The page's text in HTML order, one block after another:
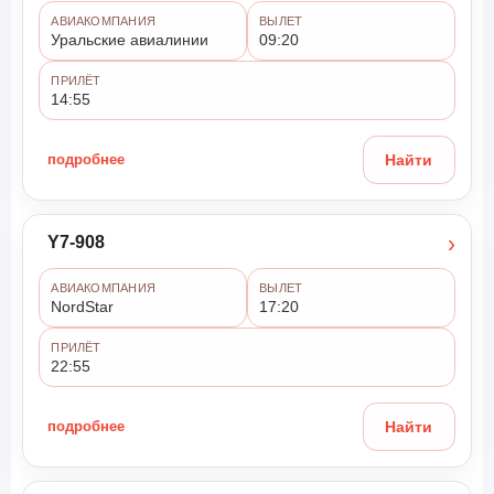
АВИАКОМПАНИЯ
Уральские авиалинии
ВЫЛЕТ
09:20
ПРИЛЁТ
14:55
подробнее Найти
Y7-908 ›
АВИАКОМПАНИЯ
NordStar
ВЫЛЕТ
17:20
ПРИЛЁТ
22:55
подробнее Найти